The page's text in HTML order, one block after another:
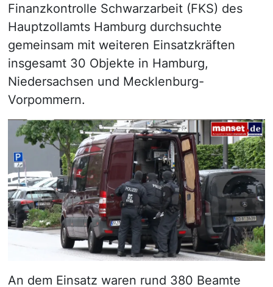
Finanzkontrolle Schwarzarbeit (FKS) des
Hauptzollamts Hamburg durchsuchte
gemeinsam mit weiteren Einsatzkräften
insgesamt 30 Objekte in Hamburg,
Niedersachsen und Mecklenburg-
Vorpommern.
An dem Einsatz waren rund 380 Beamte